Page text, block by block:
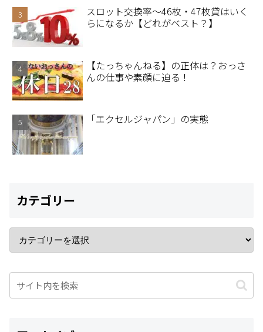
スロット交換率～46枚・47枚貸はいく
らになるか【どれがベスト？】
【たっちゃんねる】の正体は？おっさ
んの仕事や素顔に迫る！
「エクセルジャパン」の実態
カテゴリー